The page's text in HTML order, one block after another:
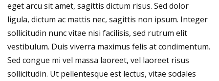
eget arcu sit amet, sagittis dictum risus. Sed dolor
ligula, dictum ac mattis nec, sagittis non ipsum. Integer
sollicitudin nunc vitae nisi facilisis, sed rutrum elit
vestibulum. Duis viverra maximus felis at condimentum.
Sed congue mi vel massa laoreet, vel laoreet risus
sollicitudin. Ut pellentesque est lectus, vitae sodales